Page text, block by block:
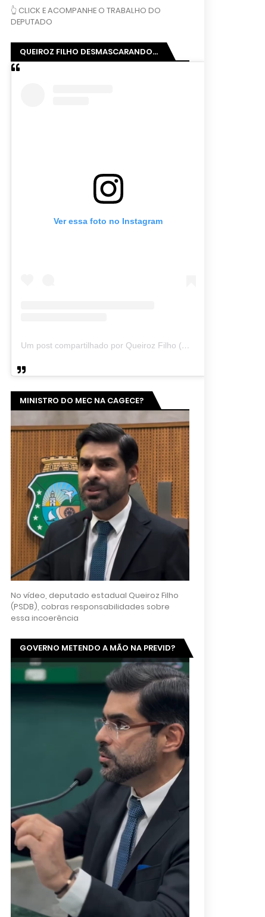
👆 CLICK E ACOMPANHE O TRABALHO DO
DEPUTADO
QUEIROZ FILHO DESMASCARANDO...
Ver essa foto no Instagram
Um post compartilhado por Queiroz Filho (@queirozmfilho)
MINISTRO DO MEC NA CAGECE?
No vídeo, deputado estadual Queiroz Filho
(PSDB), cobras responsabilidades sobre
essa incoerência
GOVERNO METENDO A MÃO NA PREVID?